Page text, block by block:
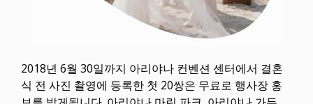
2018년 6월 30일까지 아리야나 컨벤션 센터에서 결혼
식 전 사진 촬영에 등록한 첫 20쌍은 무료로 행사장 홍